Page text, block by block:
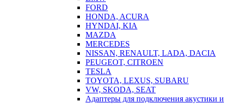
FORD
HONDA, ACURA
HYNDAI, KIA
MAZDA
MERCEDES
NISSAN, RENAULT, LADA, DACIA
PEUGEOT, CITROEN
TESLA
TOYOTA, LEXUS, SUBARU
VW, SKODA, SEAT
Адаптеры для подключения акустики и